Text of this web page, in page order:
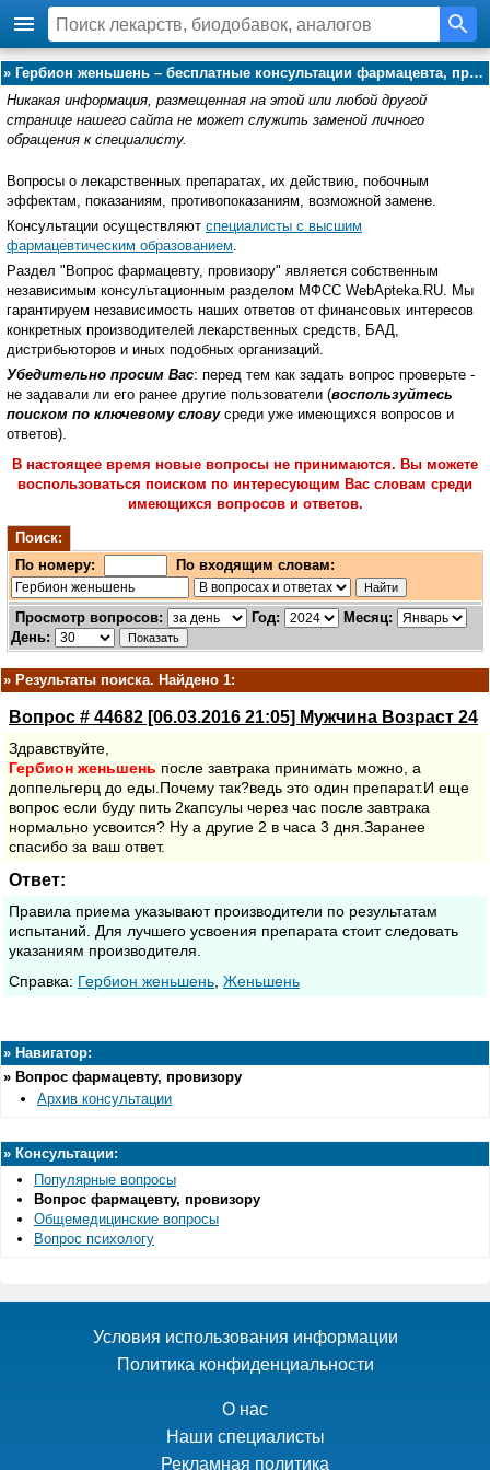
» Гербион женьшень – бесплатные консультации фармацевта, провизора:
Никакая информация, размещенная на этой или любой другой
странице нашего сайта не может служить заменой личного
обращения к специалисту.
Вопросы о лекарственных препаратах, их действию, побочным
эффектам, показаниям, противопоказаниям, возможной замене.
Консультации осуществляют специалисты с высшим
фармацевтическим образованием.
Раздел "Вопрос фармацевту, провизору" является собственным
независимым консультационным разделом МФСС WebApteka.RU. Мы
гарантируем независимость наших ответов от финансовых интересов
конкретных производителей лекарственных средств, БАД,
дистрибьюторов и иных подобных организаций.
Убедительно просим Вас: перед тем как задать вопрос проверьте -
не задавали ли его ранее другие пользователи (воспользуйтесь
поиском по ключевому словусреди уже имеющихся вопросов и
ответов).
В настоящее время новые вопросы не принимаются. Вы можете
воспользоваться поиском по интересующим Вас словам среди
имеющихся вопросов и ответов.
Поиск:
По номеру:
По входящим словам:
Просмотр вопросов: Год:
Месяц:
День:
» Результаты поиска. Найдено 1:
Вопрос # 44682 [06.03.2016 21:05] Мужчина Возраст 24
Здравствуйте,
Гербион женьшень после завтрака принимать можно, а
доппельгерц до еды.Почему так?ведь это один препарат.И еще
вопрос если буду пить 2капсулы через час после завтрака
нормально усвоится? Ну а другие 2 в часа 3 дня.Заранее
спасибо за ваш ответ.
Ответ:
Правила приема указывают производители по результатам
испытаний. Для лучшего усвоения препарата стоит следовать
указаниям производителя.
Cправка: Гербион женьшень Женьшень
» Навигатор:
» Вопрос фармацевту, провизору
Архив консультации
» Консультации:
Популярные вопросы
Вопрос фармацевту, провизору
Общемедицинские вопросы
Вопрос психологу
Условия использования информации
Политика конфиденциальности
О нас
Наши специалисты
Рекламная политика